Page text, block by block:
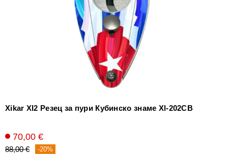
Xikar XI2 Резец за пури Кубинско знаме Xl-202CB
70,00 €
88,00 € -20%